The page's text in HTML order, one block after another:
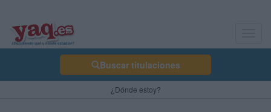
Buscar titulaciones
¿Dónde estoy?